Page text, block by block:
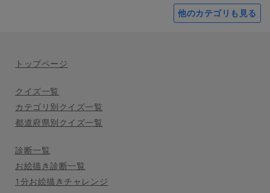
他のカテゴリも見る
トップページ
クイズ一覧
カテゴリ別クイズ一覧
都道府県別クイズ一覧
診断一覧
お絵描き診断一覧
1分お絵描きチャレンジ